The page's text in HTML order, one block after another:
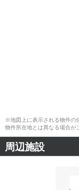
※地図上に表示される物件の
物件所在地とは異なる場合が
周辺施設